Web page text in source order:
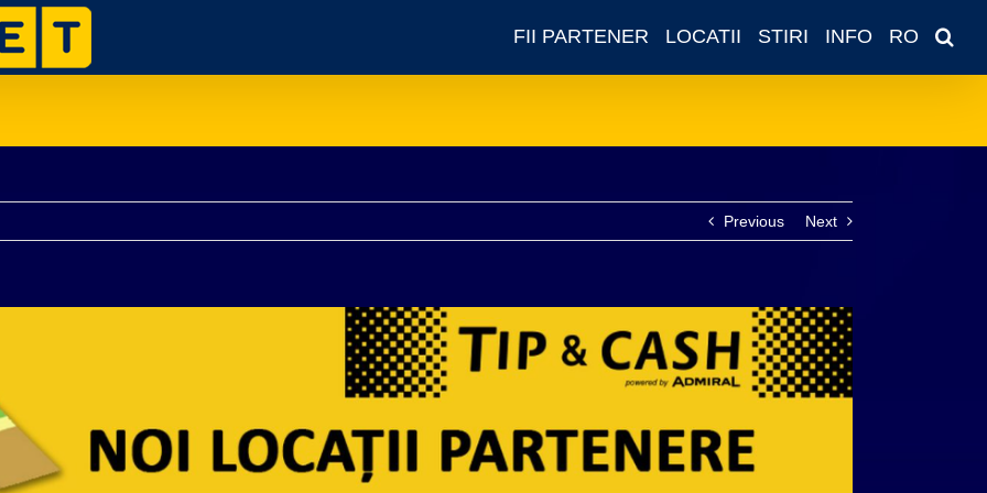
FII PARTENER LOCATII STIRI INFO RO
Previous Next